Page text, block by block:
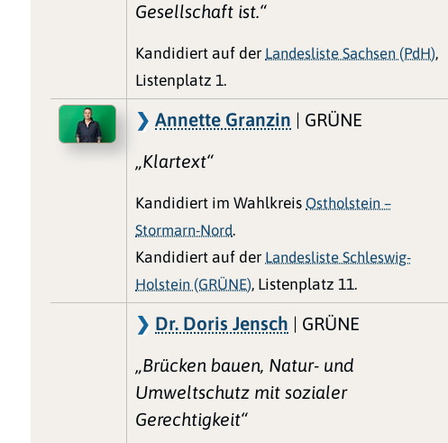
Gesellschaft ist.“
Kandidiert auf der Landesliste Sachsen (PdH),
Listenplatz 1.
Annette Granzin | GRÜNE
„Klartext“
Kandidiert im Wahlkreis Ostholstein –
Stormarn-Nord.
Kandidiert auf der Landesliste Schleswig-
Holstein (GRÜNE), Listenplatz 11.
Dr. Doris Jensch | GRÜNE
„Brücken bauen, Natur- und
Umweltschutz mit sozialer
Gerechtigkeit“